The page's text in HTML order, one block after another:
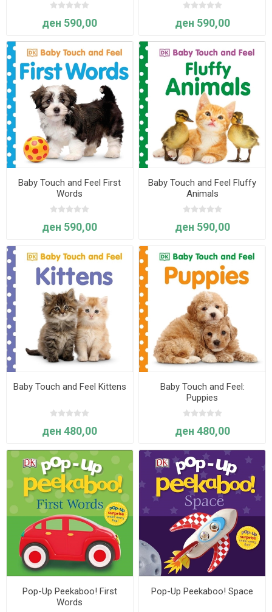
ден 590,00 ден 590,00
Baby Touch and Feel First
Words
ден 590,00
Baby Touch and Feel Fluffy
Animals
ден 590,00
Baby Touch and Feel Kittens
ден 480,00
Baby Touch and Feel:
Puppies
ден 480,00
Pop-Up Peekaboo! First
Words
Pop-Up Peekaboo! Space